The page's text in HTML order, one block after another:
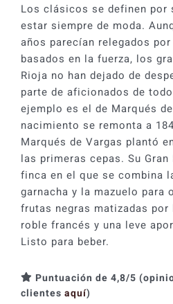
Los clásicos se definen por
estar siempre de moda.
años parecían relegados
basados en la fuerza, los
Rioja no han dejado de
parte de aficionados de
ejemplo es el de Marqués
nacimiento se remonta a
Marqués de Vargas plantó
las primeras cepas. Su
finca en el que se combina
garnacha y la mazuelo para
frutas negras matizadas por
roble francés y una leve
Listo para beber.
Puntuación de 4,8/5
clientes aquí)